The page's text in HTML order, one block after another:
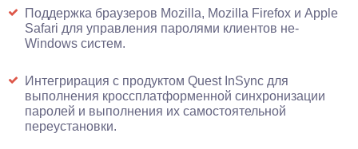
Поддержка браузеров Mozilla, Mozilla Firefox и Apple
Safari для управления паролями клиентов не-
Windows систем.
Интегрирация с продуктом Quest InSync для
выполнения кроссплатформенной синхронизации
паролей и выполнения их самостоятельной
переустановки.